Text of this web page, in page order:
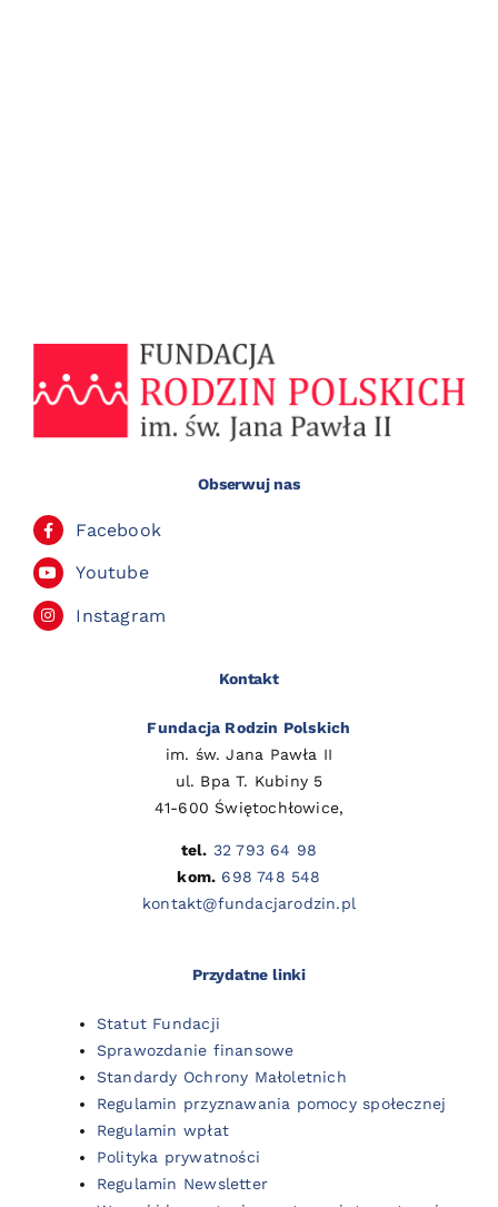
Obserwuj nas
Facebook
Youtube
Instagram
Kontakt
Fundacja Rodzin Polskich
im. św. Jana Pawła II
ul. Bpa T. Kubiny 5
41-600 Świętochłowice,
tel. 32 793 64 98
kom. 698 748 548
kontakt@fundacjarodzin.pl
Przydatne linki
Statut Fundacji
Sprawozdanie finansowe
Standardy Ochrony Małoletnich
Regulamin przyznawania pomocy społecznej
Regulamin wpłat
Polityka prywatności
Regulamin Newsletter